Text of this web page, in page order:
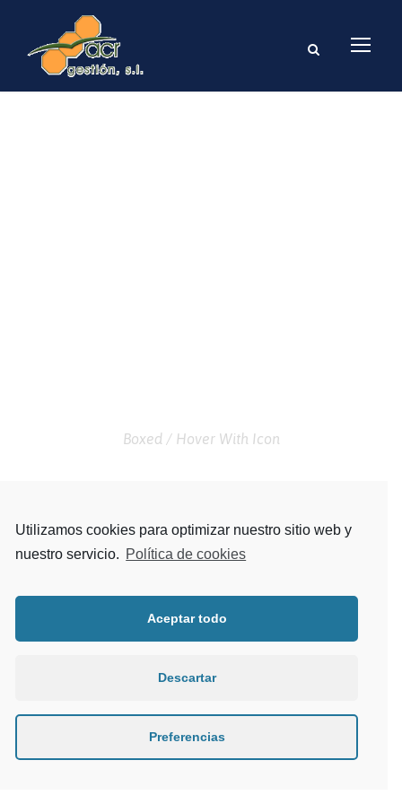
Boxed / Hover With Icon
Utilizamos cookies para optimizar nuestro sitio web y
nuestro servicio. Política de cookies
Aceptar todo
Descartar
Preferencias